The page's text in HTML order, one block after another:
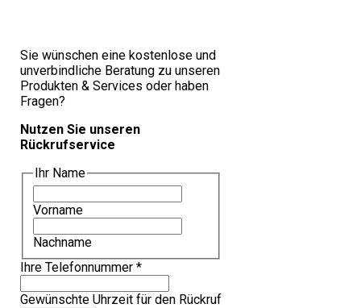
Sie wünschen eine kostenlose und
unverbindliche Beratung zu unseren
Produkten & Services oder haben
Fragen?
Nutzen Sie unseren
Rückrufservice
Ihr Name
Vorname
Nachname
Ihre Telefonnummer *
Gewünschte Uhrzeit für den Rückruf